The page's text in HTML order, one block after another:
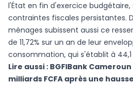
l'État en fin d'exercice
contraintes fiscales persistantes.
ménages subissent aussi ce
de 11,72% sur un an de leur
consommation, qui s'établit à 44,1
Lire aussi : BGFIBank
milliards FCFA après une